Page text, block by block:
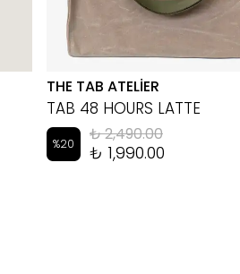
THE TAB ATELİER
TAB 48 HOURS LATTE
%20 ₺ 2,490.00
₺ 1,990.00